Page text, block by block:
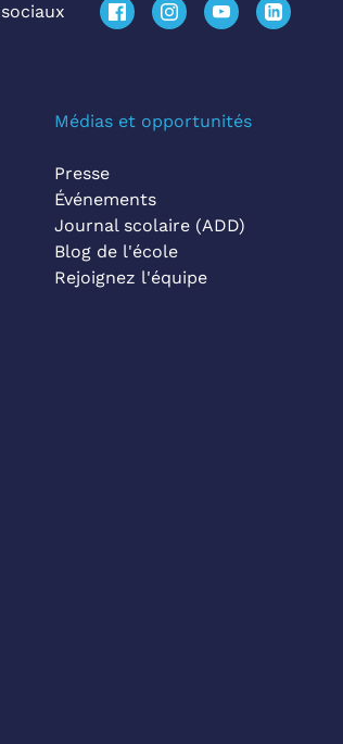
Médias et opportunités
Presse
Événements
Journal scolaire (ADD)
Blog de l'école
Rejoignez l'équipe